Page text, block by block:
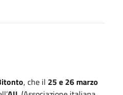
, che il 25 e 26 marzo